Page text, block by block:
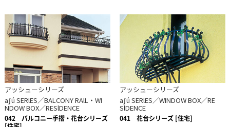
アッシューシリーズ
aʃú SERlES／BALCONY RAlL・WI
NDOW BOX／RESlDENCE
042
バルコニー手摺・花台シリーズ
アッシューシリーズ
aʃú SERlES／WINDOW BOX／RE
SlDENCE
041 花台シリーズ [住宅]